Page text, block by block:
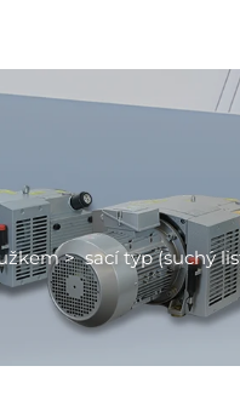
>sací typ (suchý